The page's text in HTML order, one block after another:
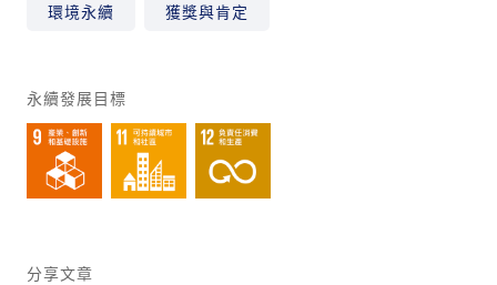
環境永續 獲獎與肯定
永續發展目標
分享文章